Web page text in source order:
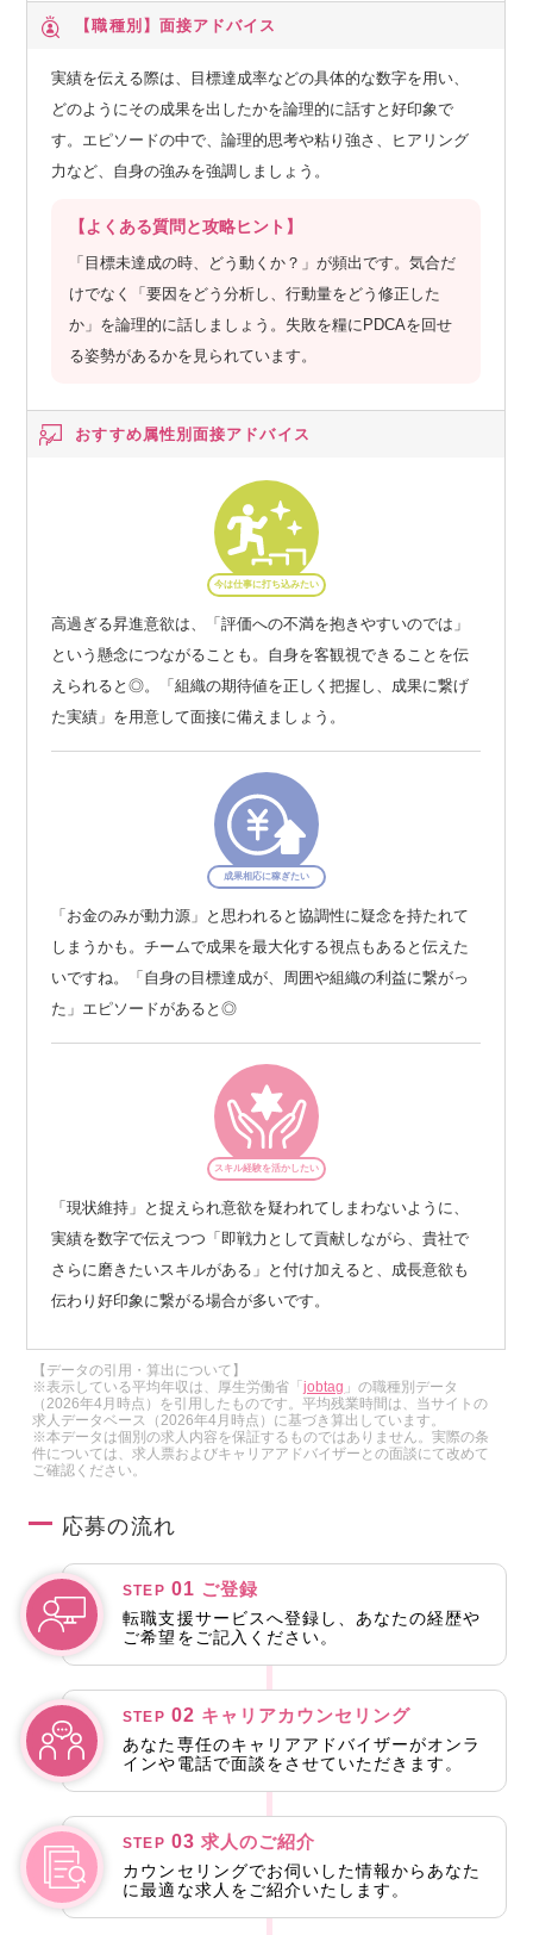
【職種別】 面接アドバイス
実績を伝える際は、目標達成率などの具体的な数字を用い、
どのようにその成果を出したかを論理的に話すと好印象で
す。エピソードの中で、論理的思考や粘り強さ、ヒアリング
力など、自身の強みを強調しましょう。
【よくある質問と攻略ヒント】
「目標未達成の時、どう動くか？」が頻出です。気合だ
けでなく「要因をどう分析し、行動量をどう修正した
か」を論理的に話しましょう。失敗を糧にPDCAを回せ
る姿勢があるかを見られています。
おすすめ属性別面接アドバイス
今は仕事に打ち込みたい
高過ぎる昇進意欲は、「評価への不満を抱きやすいのでは」
という懸念につながることも。自身を客観視できることを伝
えられると◎。「組織の期待値を正しく把握し、成果に繋げ
た実績」を用意して面接に備えましょう。
成果相応に稼ぎたい
「お金のみが動力源」と思われると協調性に疑念を持たれて
しまうかも。チームで成果を最大化する視点もあると伝えた
いですね。「自身の目標達成が、周囲や組織の利益に繋がっ
た」エピソードがあると◎
スキル経験を活かしたい
「現状維持」と捉えられ意欲を疑われてしまわないように、
実績を数字で伝えつつ「即戦力として貢献しながら、貴社で
さらに磨きたいスキルがある」と付け加えると、成長意欲も
伝わり好印象に繋がる場合が多いです。
【データの引用・算出について】
※表示している平均年収は、厚生労働省「jobtag 」の職種別データ
（2026年4月時点）を引用したものです。平均残業時間は、当サイトの
求人データベース（2026年4月時点）に基づき算出しています。
※本データは個別の求人内容を保証するものではありません。実際の条
件については、求人票およびキャリアアドバイザーとの面談にて改めて
ご確認ください。
応募の流れ
STEP 01 ご登録
転職支援サービスへ登録し、あなたの経歴や
ご希望をご記入ください。
STEP 02 キャリアカウンセリング
あなた専任のキャリアアドバイザーがオンラ
インや電話で面談をさせていただきます。
STEP 03 求人のご紹介
カウンセリングでお伺いした情報からあなた
に最適な求人をご紹介いたします。